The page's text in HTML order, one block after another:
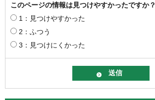
このページの情報は見つけやすかったですか？
1：見つけやすかった
2：ふつう
3：見つけにくかった